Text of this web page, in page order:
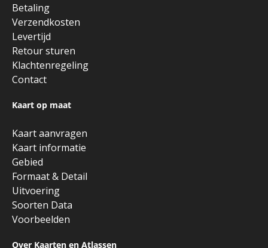
Betaling
Verzendkosten
Levertijd
Retour sturen
Klachtenregeling
Contact
Kaart op maat
Kaart aanvragen
Kaart informatie
Gebied
Formaat & Detail
Uitvoering
Soorten Data
Voorbeelden
Over Kaarten en Atlassen